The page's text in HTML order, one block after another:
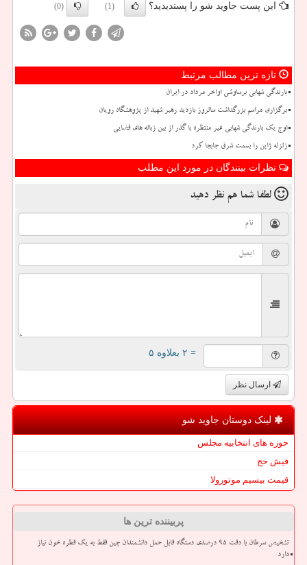
این پست جاوید شو را پسندیدید؟ (1)
(0)
تازه ترین مطالب مرتبط
بارندگی شهابی برساوشی اواخر مرداد در ایران
برگزاری مراسم بزرگداشت سالروز بازدید رهبر شهید از پژوهشگاه رویان
اوج یک بارندگی شهابی غیر منتظره با گذر از بین زباله های فضایی
زلزله ژاپن را بسمت شرق جابجا کرد
نظرات بینندگان در مورد این مطلب
لطفا شما هم نظر دهید
= ۲ بعلاوه ۵
ارسال نظر
لینک دوستان جاوید شو
حوزه های انتخابیه مجلس
فیش حج
قیمت بیسیم موتورولا
پربیننده ترین ها
تشخیص سرطان با دقت ۹۵ درصدی دستگاه قابل حمل دانشمندان چین فقط به یک قطره خون نیاز
دارد